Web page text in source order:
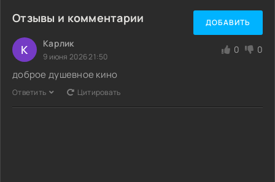
Отзывы и комментарии ДОБАВИТЬ
К Карлик
9 июня 2026 21:50
0 0
доброе душевное кино
Ответить Цитировать